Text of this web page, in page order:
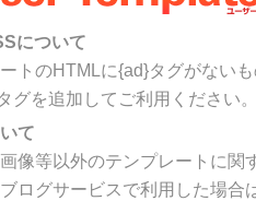
について
トのHTMLに{ad}タグがない
グを追加してご利用ください
て
像等以外のテンプレートに関
ログサービスで利用した場合